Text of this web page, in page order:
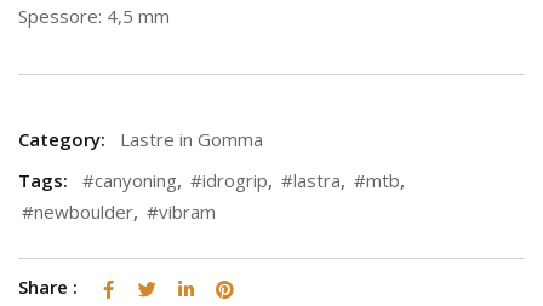
Spessore: 4,5 mm
Category:
Lastre in Gomma
Tags:
#canyoning, #idrogrip, #lastra, #mtb,
#newboulder, #vibram
Share :